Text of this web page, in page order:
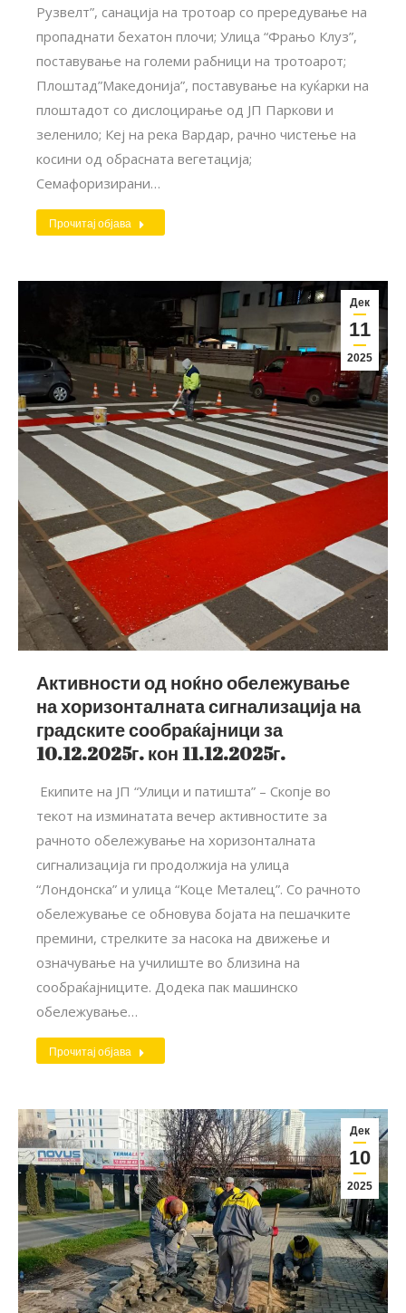
Рузвелт”, санација на тротоар со прередување на
пропаднати бехатон плочи; Улица “Фрањо Клуз”,
поставување на големи рабници на тротоарот;
Плоштад”Македонија”, поставување на куќарки на
плоштадот со дислоцирање од ЈП Паркови и
зеленило; Кеј на река Вардар, рачно чистење на
косини од обрасната вегетација;
Семафоризирани…
Прочитај објава
Дек
11
2025
Активности од ноќно обележување
на хоризонталната сигнализација на
градските сообраќајници за
10.12.2025г. кон 11.12.2025г.
Екипите на ЈП “Улици и патишта” – Скопје во
текот на изминатата вечер активностите за
рачното обележување на хоризонталната
сигнализација ги продолжија на улица
“Лондонска” и улица “Коце Металец”. Со рачното
обележување се обновува бојата на пешачките
премини, стрелките за насока на движење и
означување на училиште во близина на
сообраќајниците. Додека пак машинско
обележување…
Прочитај објава
Дек
10
2025